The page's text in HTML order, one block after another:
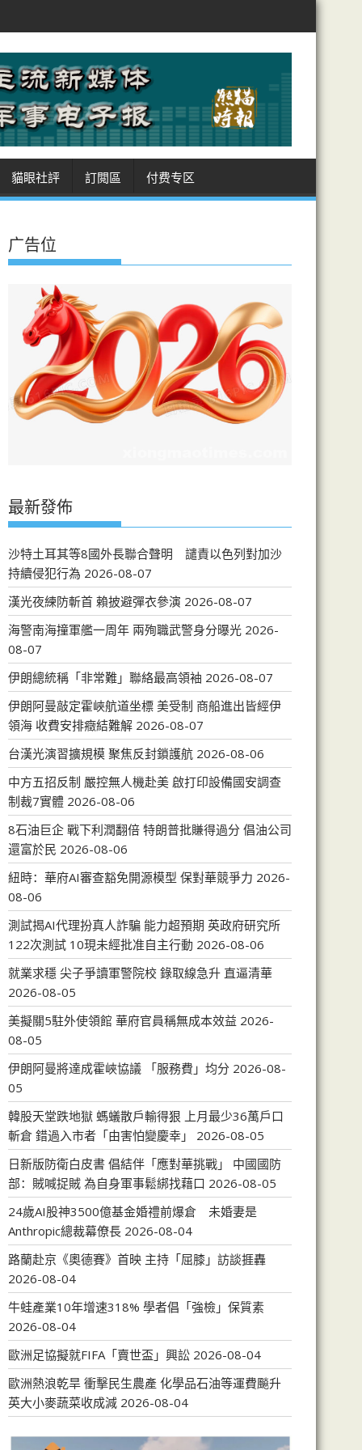
貓眼社評 訂閲區 付费专区
广告位
最新發佈
沙特土耳其等8國外長聯合聲明 譴責以色列對加沙
持續侵犯行為 2026-08-07
漢光夜練防斬首 賴披避彈衣參演 2026-08-07
海警南海撞軍艦一周年 兩殉職武警身分曝光 2026-
08-07
伊朗總統稱「非常難」聯絡最高領袖 2026-08-07
伊朗阿曼敲定霍峽航道坐標 美受制 商船進出皆經伊
領海 收費安排癥結難解 2026-08-07
台漢光演習擴規模 聚焦反封鎖護航 2026-08-06
中方五招反制 嚴控無人機赴美 啟打印設備國安調查
制裁7實體 2026-08-06
8石油巨企 戰下利潤翻倍 特朗普批賺得過分 倡油公司
還富於民 2026-08-06
紐時：華府AI審查豁免開源模型 保對華競爭力 2026-
08-06
測試揭AI代理扮真人詐騙 能力超預期 英政府研究所
122次測試 10現未經批准自主行動 2026-08-06
就業求穩 尖子爭讀軍警院校 錄取線急升 直逼清華
2026-08-05
美擬關5駐外使領館 華府官員稱無成本效益 2026-
08-05
伊朗阿曼將達成霍峽協議 「服務費」均分 2026-08-
05
韓股天堂跌地獄 螞蟻散戶輸得狠 上月最少36萬戶口
斬倉 錯過入市者「由害怕變慶幸」
2026-08-05
日新版防衛白皮書 倡結伴「應對華挑戰」 中國國防
部：賊喊捉賊 為自身軍事鬆綁找藉口 2026-08-05
24歲AI股神3500億基金婚禮前爆倉 未婚妻是
Anthropic總裁幕僚長 2026-08-04
路蘭赴京《奧德賽》首映 主持「屈膝」訪談捱轟
2026-08-04
牛蛙產業10年增速318% 學者倡「強檢」保質素
2026-08-04
歐洲足協擬就FIFA「賣世盃」興訟 2026-08-04
歐洲熱浪乾旱 衝擊民生農產 化學品石油等運費飈升
英大小麥蔬菜收成減 2026-08-04